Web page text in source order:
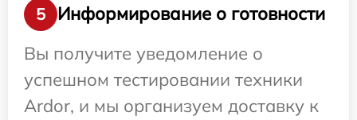
5
Информирование о готовности
Вы получите уведомление о
успешном тестировании техники
Ardor, и мы организуем доставку к